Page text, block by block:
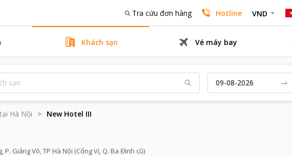
Tra cứu đơn hàng Hotline VND
Khách sạn Vé máy bay
Hà Nội New Hotel III
P. Giảng Võ, TP Hà Nội (Cống Vị, Q. Ba Đình cũ)